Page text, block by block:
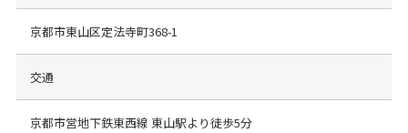
京都市東山区定法寺町368-1
交通
京都市営地下鉄東西線 東山駅より徒歩5分